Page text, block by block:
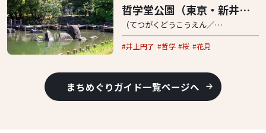
哲学堂公園（東京・新井薬
師）
（てつがくどうこうえん／
Tetsugakudo Park）
井上円了 哲学 桜 花見
まちめぐりガイド一覧ページへ